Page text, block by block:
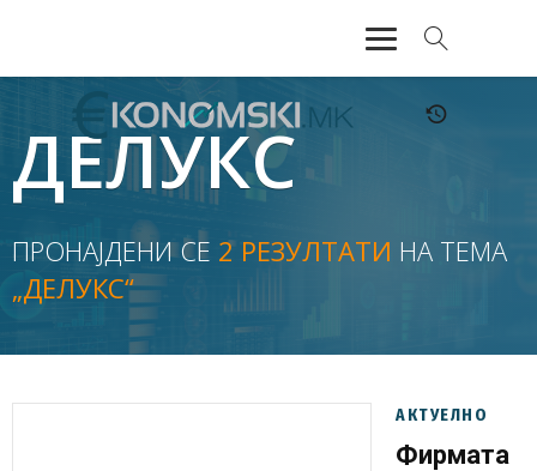
АКТУЕЛНО
ЕКОНОМИЈА
ФИНАНСИИ
БАНКАРСТВО
ЖИВОТ
ДЕЛУКС
ПРОНАЈДЕНИ СЕ 2 РЕЗУЛТАТИ НА ТЕМА
„ДЕЛУКС“
АКТУЕЛНО
Фирмата